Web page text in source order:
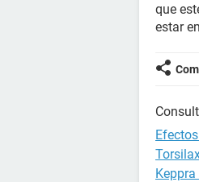
que
estar